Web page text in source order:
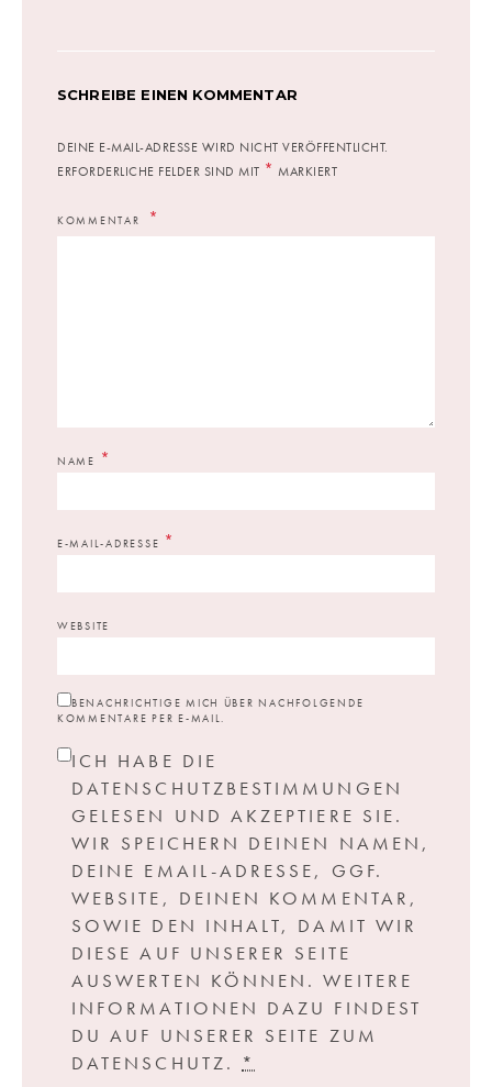
SCHREIBE EINEN KOMMENTAR
DEINE E-MAIL-ADRESSE WIRD NICHT VERÖFFENTLICHT.
ERFORDERLICHE FELDER SIND MIT * MARKIERT
KOMMENTAR
NAME *
E-MAIL-ADRESSE *
WEBSITE
BENACHRICHTIGE MICH ÜBER NACHFOLGENDE
KOMMENTARE PER E-MAIL.
ICH HABE DIE
DATENSCHUTZBESTIMMUNGEN
GELESEN UND AKZEPTIERE SIE.
WIR SPEICHERN DEINEN NAMEN,
DEINE EMAIL-ADRESSE, GGF.
WEBSITE, DEINEN KOMMENTAR,
SOWIE DEN INHALT, DAMIT WIR
DIESE AUF UNSERER SEITE
AUSWERTEN KÖNNEN. WEITERE
INFORMATIONEN DAZU FINDEST
DU AUF UNSERER SEITE ZUM
DATENSCHUTZ. *